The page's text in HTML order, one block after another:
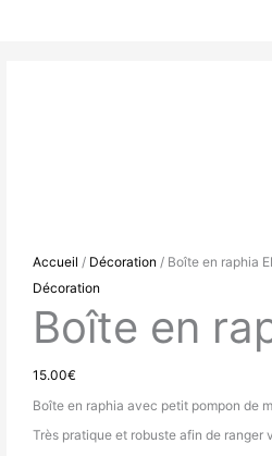
Accueil / Décoration / Boîte en raphia
Décoration
Boîte en
15.00€
Boîte en raphia avec petit pompon de
Très pratique et robuste afin de ranger